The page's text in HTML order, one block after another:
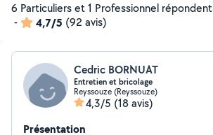
6 Particuliers et 1 Professionnel répondent
-
4,7/5 (92 avis)
Cedric BORNUAT
Entretien et bricolage
Reyssouze (Reyssouze)
4,3/5 (18 avis)
Présentation